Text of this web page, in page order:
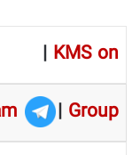
| KMS on
| Group